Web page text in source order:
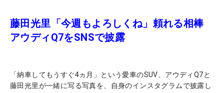
藤田光里「今週もよろしくね」頼れる相棒
アウディQ7をSNSで披露
「納車してもうすぐ4ヵ月」という愛車のSUV、アウディQ7と
藤田光里が一緒に写る写真を、自身のインスタグラムで披露し